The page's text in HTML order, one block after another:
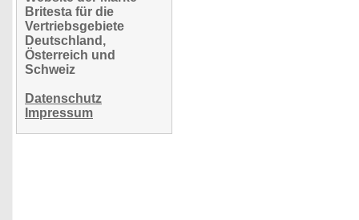
Britesta für die
Vertriebsgebiete
Deutschland,
Österreich und
Schweiz
Datenschutz
Impressum